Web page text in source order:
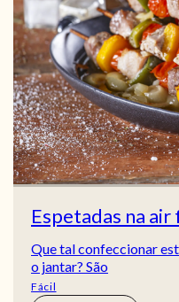
Espetadas na
Que tal confeccionar
o jantar? São
Fácil